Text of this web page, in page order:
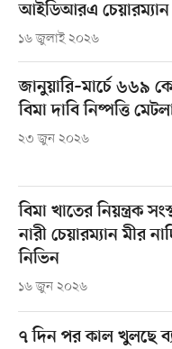
আইডিআরএ চেয়ারম্যান
১৬ জুলাই ২০২৬
জানুয়ারি–মার্চে ৬৬৯
বিমা দাবি নিষ্পত্তি
২৩ জুন ২০২৬
বিমা খাতের নিয়ন্ত্রক
নারী চেয়ারম্যান মীর
নিভিন
১৬ জুন ২০২৬
৭ দিন পর কাল খুলছে